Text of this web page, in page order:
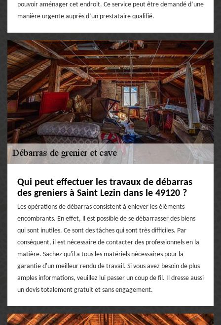
pouvoir aménager cet endroit. Ce service peut être demandé d’une
manière urgente auprès d’un prestataire qualifié.
Qui peut effectuer les travaux de débarras
des greniers à Saint Lezin dans le 49120 ?
Les opérations de débarras consistent à enlever les éléments
encombrants. En effet, il est possible de se débarrasser des biens
qui sont inutiles. Ce sont des tâches qui sont très difficiles. Par
conséquent, il est nécessaire de contacter des professionnels en la
matière. Sachez qu'il a tous les matériels nécessaires pour la
garantie d'un meilleur rendu de travail. Si vous avez besoin de plus
amples informations, veuillez lui passer un coup de fil. Il dresse aussi
un devis totalement gratuit et sans engagement.